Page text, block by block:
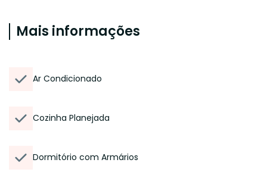
Mais informações
Ar Condicionado
Cozinha Planejada
Dormitório com Armários